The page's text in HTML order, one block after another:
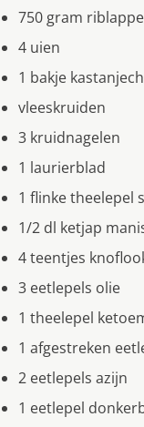
750 gram
4 uien
1 bakje
vleeskruiden
3 kruidnagelen
1 laurierblad
1 flinke theelepel
1/2 dl ketjap
4 teentjes
3 eetlepels olie
1 theelepel
1 afgestreken
2 eetlepels azijn
1 eetlepel